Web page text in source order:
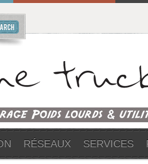
RÉSEAUX SERVICES